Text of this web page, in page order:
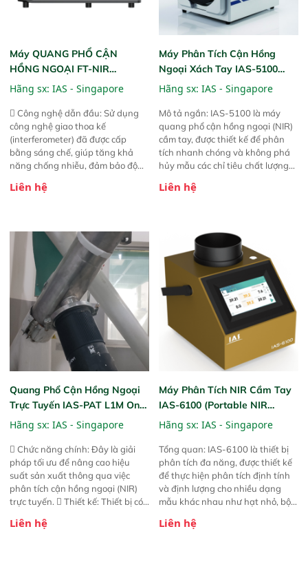
Máy QUANG PHỔ CẬN
HỒNG NGOẠI FT-NIR
Analyzer Vista-R
Hãng sx: IAS - Singapore
 Công nghệ dẫn đầu: Sử dụng
công nghệ giao thoa kế
(interferometer) đã được cấp
bằng sáng chế, giúp tăng khả
năng chống nhiễu, đảm bảo độ
Phạm vi ứng dụng rộng: Đáp ứng
ngành công nghiệp khác nhau. 
Độ nhạy cao: Trang bị đầu dò
InGaAs độ nhạy cao, cung cấp
phản hồi phổ tuyến tính đầy đủ,
đảm bảo độ chính xác và khả
năng lặp lại tối ưu.
Liên hệ
Máy Phân Tích Cận Hồng
Ngoại Xách Tay IAS-5100
(Portable NIR Analyzer)
Hãng sx: IAS - Singapore
Mô tả ngắn: IAS-5100 là máy
quang phổ cận hồng ngoại (NIR)
cầm tay, được thiết kế để phân
tích nhanh chóng và không phá
hủy mẫu các chỉ tiêu chất lượng
Thiết bị linh hoạt cho nhiều kịch
trực tiếp ngoài đồng ruộng.
Liên hệ
Quang Phổ Cận Hồng Ngoại
Trực Tuyến IAS-PAT L1M On-
Line NIR
Hãng sx: IAS - Singapore
 Chức năng chính: Đây là giải
pháp tối ưu để nâng cao hiệu
suất sản xuất thông qua việc
phân tích cận hồng ngoại (NIR)
trực tuyến.  Thiết kế: Thiết bị có
hỗ trợ tản nhiệt tăng cường và đã
Liên hệ
Máy Phân Tích NIR Cầm Tay
IAS-6100 (Portable NIR
Analyzer)
Hãng sx: IAS - Singapore
Tổng quan: IAS-6100 là thiết bị
phân tích đa năng, được thiết kế
để thực hiện phân tích định tính
và định lượng cho nhiều dạng
mẫu khác nhau như hạt nhỏ, bột,
này cho phép bất kỳ ai cũng có
Liên hệ